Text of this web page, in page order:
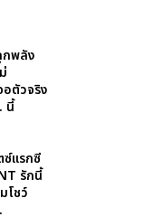
กพลัง
อตัวจริง
นี้
ซ์แรกซี
รักนี้
โชว์